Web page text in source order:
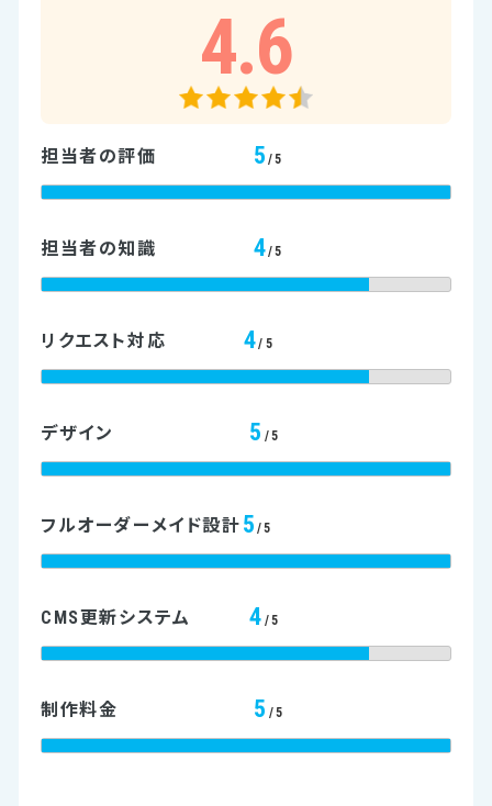
4.6
担当者の評価 5 /5
担当者の知識 4/5
リクエスト対応 4/5
デザイン 5 /5
フルオーダーメイド設計 5 /5
CMS更新システム 4 /5
制作料金 5 /5